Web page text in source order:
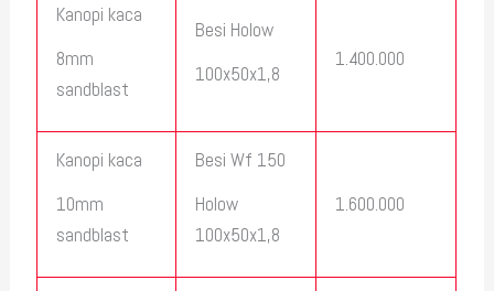
Kanopi kaca
8mm
sandblast
Besi Holow
100x50x1,8
1.400.000
Kanopi kaca
10mm
sandblast
Besi Wf 150
Holow
100x50x1,8
1.600.000